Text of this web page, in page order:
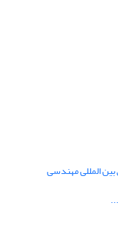
المللی مهندسی